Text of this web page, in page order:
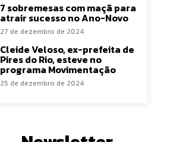
7 sobremesas com maçã para
atrair sucesso no Ano-Novo
27 de dezembro de 2024
Cleide Veloso, ex-prefeita de
Pires do Rio, esteve no
programa Movimentação
25 de dezembro de 2024